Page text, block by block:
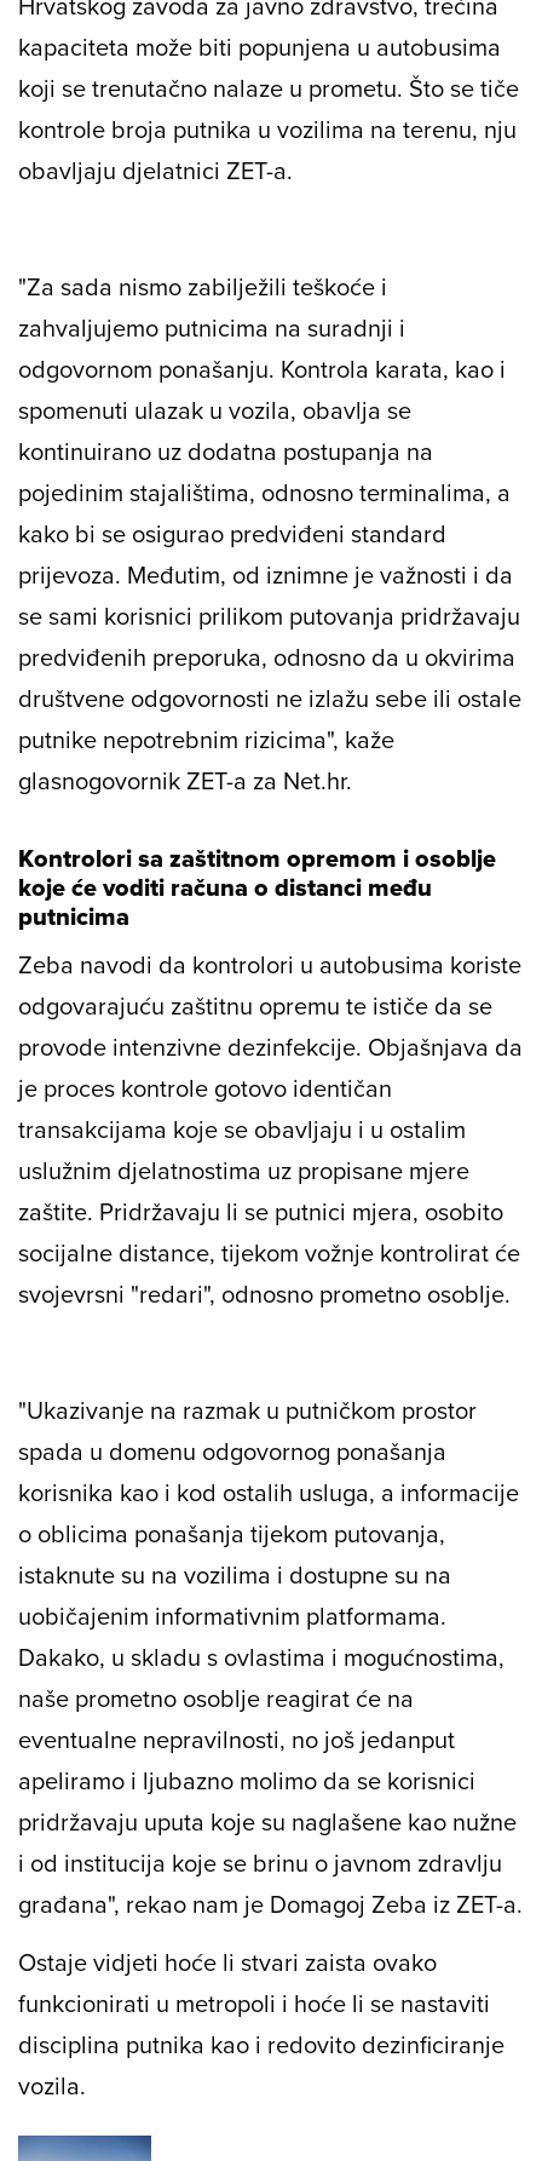
kapaciteta može biti popunjena u autobusima
koji se trenutačno nalaze u prometu. Što se tiče
kontrole broja putnika u vozilima na terenu, nju
obavljaju djelatnici ZET-a.
"Za sada nismo zabilježili teškoće i
zahvaljujemo putnicima na suradnji i
odgovornom ponašanju. Kontrola karata, kao i
spomenuti ulazak u vozila, obavlja se
kontinuirano uz dodatna postupanja na
pojedinim stajalištima, odnosno terminalima, a
kako bi se osigurao predviđeni standard
prijevoza. Međutim, od iznimne je važnosti i da
se sami korisnici prilikom putovanja pridržavaju
predviđenih preporuka, odnosno da u okvirima
društvene odgovornosti ne izlažu sebe ili ostale
putnike nepotrebnim rizicima", kaže
glasnogovornik ZET-a za Net.hr.
Kontrolori sa zaštitnom opremom i osoblje
koje će voditi računa o distanci među
putnicima
Zeba navodi da kontrolori u autobusima koriste
odgovarajuću zaštitnu opremu te ističe da se
provode intenzivne dezinfekcije. Objašnjava da
je proces kontrole gotovo identičan
transakcijama koje se obavljaju i u ostalim
uslužnim djelatnostima uz propisane mjere
zaštite. Pridržavaju li se putnici mjera, osobito
socijalne distance, tijekom vožnje kontrolirat će
svojevrsni "redari", odnosno prometno osoblje.
"Ukazivanje na razmak u putničkom prostor
spada u domenu odgovornog ponašanja
korisnika kao i kod ostalih usluga, a informacije
o oblicima ponašanja tijekom putovanja,
istaknute su na vozilima i dostupne su na
uobičajenim informativnim platformama.
Dakako, u skladu s ovlastima i mogućnostima,
naše prometno osoblje reagirat će na
eventualne nepravilnosti, no još jedanput
apeliramo i ljubazno molimo da se korisnici
pridržavaju uputa koje su naglašene kao nužne
i od institucija koje se brinu o javnom zdravlju
građana", rekao nam je Domagoj Zeba iz ZET-a.
Ostaje vidjeti hoće li stvari zaista ovako
funkcionirati u metropoli i hoće li se nastaviti
disciplina putnika kao i redovito dezinficiranje
vozila.